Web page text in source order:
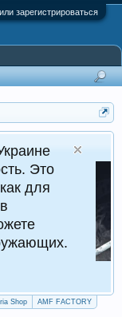
зарегистрироваться
Shop AMF FACTORY